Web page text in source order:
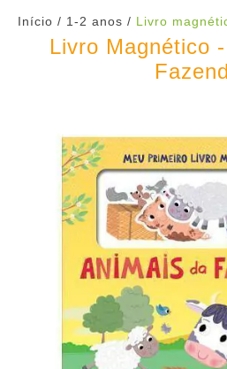
Início / 1-2 anos / Livro
Livro Magnético